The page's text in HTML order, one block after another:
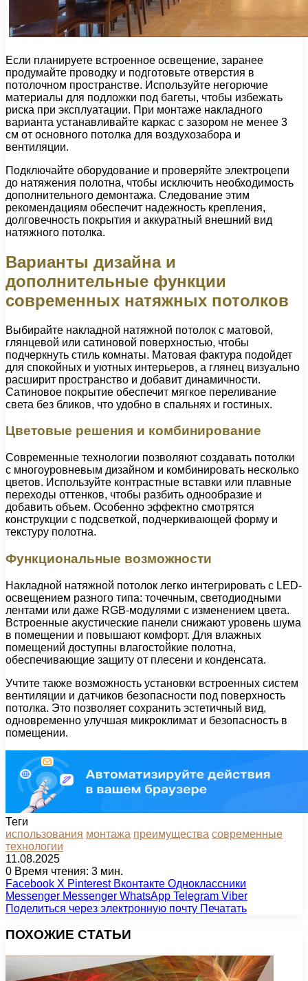
Если планируете встроенное освещение, заранее
продумайте проводку и подготовьте отверстия в
потолочном пространстве. Используйте негорючие
материалы для подложки под багеты, чтобы избежать
риска при эксплуатации. При монтаже накладного
варианта устанавливайте каркас с зазором не менее 3
см от основного потолка для воздухозабора и
вентиляции.
Подключайте оборудование и проверяйте электроцепи
до натяжения полотна, чтобы исключить необходимость
дополнительного демонтажа. Следование этим
рекомендациям обеспечит надежность крепления,
долговечность покрытия и аккуратный внешний вид
натяжного потолка.
Варианты дизайна и
дополнительные функции
современных натяжных потолков
Выбирайте накладной натяжной потолок с матовой,
глянцевой или сатиновой поверхностью, чтобы
подчеркнуть стиль комнаты. Матовая фактура подойдет
для спокойных и уютных интерьеров, а глянец визуально
расширит пространство и добавит динамичности.
Сатиновое покрытие обеспечит мягкое переливание
света без бликов, что удобно в спальнях и гостиных.
Цветовые решения и комбинирование
Современные технологии позволяют создавать потолки
с многоуровневым дизайном и комбинировать несколько
цветов. Используйте контрастные вставки или плавные
переходы оттенков, чтобы разбить однообразие и
добавить объем. Особенно эффектно смотрятся
конструкции с подсветкой, подчеркивающей форму и
текстуру полотна.
Функциональные возможности
Накладной натяжной потолок легко интегрировать с LED-
освещением разного типа: точечным, светодиодными
лентами или даже RGB-модулями с изменением цвета.
Встроенные акустические панели снижают уровень шума
в помещении и повышают комфорт. Для влажных
помещений доступны влагостойкие полотна,
обеспечивающие защиту от плесени и конденсата.
Учтите также возможность установки встроенных систем
вентиляции и датчиков безопасности под поверхность
потолка. Это позволяет сохранить эстетичный вид,
одновременно улучшая микроклимат и безопасность в
помещении.
Теги
использования монтажа преимущества современные
технологии
11.08.2025
0 Время чтения: 3 мин.
Facebook X Pinterest Вконтакте Одноклассники
Messenger Messenger WhatsApp Telegram Viber
Поделиться через электронную почту Печатать
ПОХОЖИЕ СТАТЬИ